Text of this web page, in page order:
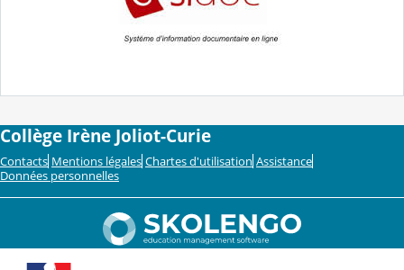
Collège Irène Joliot-Curie
Contacts Mentions légales Chartes d'utilisation Assistance
Données personnelles